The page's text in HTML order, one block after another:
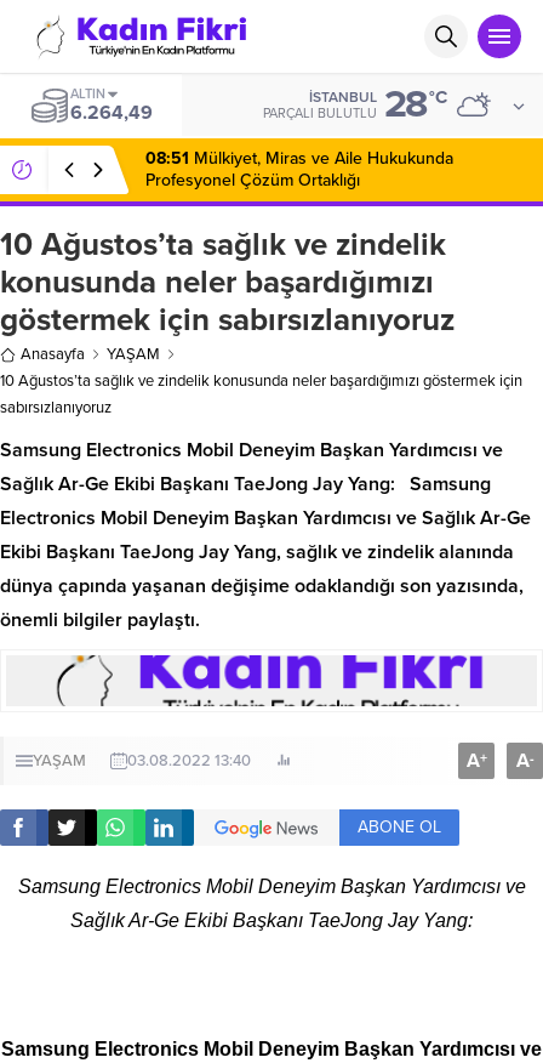
BIST
14.424,54
İSTANBUL
PARÇALI BULUTLU 28°C
08:51 Mülkiyet, Miras ve Aile Hukukunda
Profesyonel Çözüm Ortaklığı
10 Ağustos’ta sağlık ve zindelik
konusunda neler başardığımızı
göstermek için sabırsızlanıyoruz
Anasayfa
YAŞAM
10 Ağustos’ta sağlık ve zindelik konusunda neler başardığımızı göstermek için
sabırsızlanıyoruz
Samsung Electronics Mobil Deneyim Başkan Yardımcısı ve
Sağlık Ar-Ge Ekibi Başkanı TaeJong Jay Yang: Samsung
Electronics Mobil Deneyim Başkan Yardımcısı ve Sağlık Ar-Ge
Ekibi Başkanı TaeJong Jay Yang, sağlık ve zindelik alanında
dünya çapında yaşanan değişime odaklandığı son yazısında,
önemli bilgiler paylaştı.
YAŞAM 03.08.2022 13:40 A+ A-
ABONE OL
Samsung Electronics Mobil Deneyim Başkan Yardımcısı ve
Sağlık Ar-Ge Ekibi Başkanı TaeJong Jay Yang:
Samsung Electronics Mobil Deneyim Başkan Yardımcısı ve